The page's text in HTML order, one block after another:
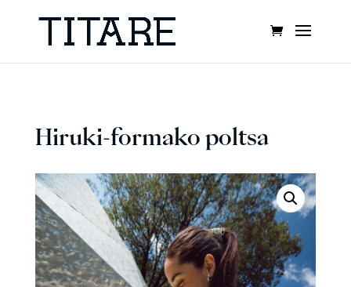
Hiruki-formako poltsa